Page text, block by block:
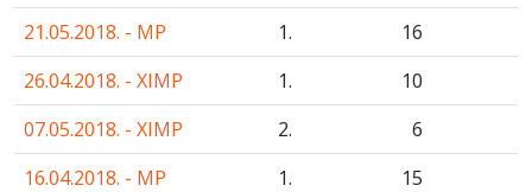
21.05.2018. - MP
1.
16
26.04.2018. - XIMP
1.
10
07.05.2018. - XIMP
2.
6
16.04.2018. - MP
1.
15